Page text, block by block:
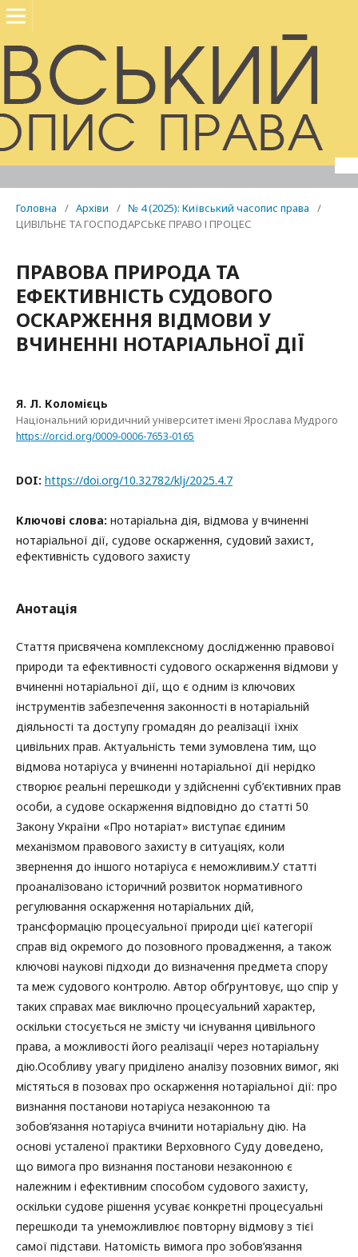
Головна / Архіви / № 4 (2025): Київський часопис права
/
ЦИВІЛЬНЕ ТА ГОСПОДАРСЬКЕ ПРАВО І ПРОЦЕС
ПРАВОВА ПРИРОДА ТА
ЕФЕКТИВНІСТЬ СУДОВОГО
ОСКАРЖЕННЯ ВІДМОВИ У
ВЧИНЕННІ НОТАРІАЛЬНОЇ ДІЇ
Я. Л. Коломієць
Національний юридичний університет імені Ярослава Мудрого
https://orcid.org/0009-0006-7653-0165
DOI: https://doi.org/10.32782/klj/2025.4.7
Ключові слова: нотаріальна дія, відмова у вчиненні
нотаріальної дії, судове оскарження, судовий захист,
ефективність судового захисту
Анотація
Стаття присвячена комплексному дослідженню правової
природи та ефективності судового оскарження відмови у
вчиненні нотаріальної дії, що є одним із ключових
інструментів забезпечення законності в нотаріальній
діяльності та доступу громадян до реалізації їхніх
цивільних прав. Актуальність теми зумовлена тим, що
відмова нотаріуса у вчиненні нотаріальної дії нерідко
створює реальні перешкоди у здійсненні суб’єктивних прав
особи, а судове оскарження відповідно до статті 50
Закону України «Про нотаріат» виступає єдиним
механізмом правового захисту в ситуаціях, коли
звернення до іншого нотаріуса є неможливим.У статті
проаналізовано історичний розвиток нормативного
регулювання оскарження нотаріальних дій,
трансформацію процесуальної природи цієї категорії
справ від окремого до позовного провадження, а також
ключові наукові підходи до визначення предмета спору
та меж судового контролю. Автор обґрунтовує, що спір у
таких справах має виключно процесуальний характер,
оскільки стосується не змісту чи існування цивільного
права, а можливості його реалізації через нотаріальну
дію.Особливу увагу приділено аналізу позовних вимог, які
містяться в позовах про оскарження нотаріальної дії: про
визнання постанови нотаріуса незаконною та
зобов’язання нотаріуса вчинити нотаріальну дію. На
основі усталеної практики Верховного Суду доведено,
що вимога про визнання постанови незаконною є
належним і ефективним способом судового захисту,
оскільки судове рішення усуває конкретні процесуальні
перешкоди та унеможливлює повторну відмову з тієї
самої підстави. Натомість вимога про зобов’язання